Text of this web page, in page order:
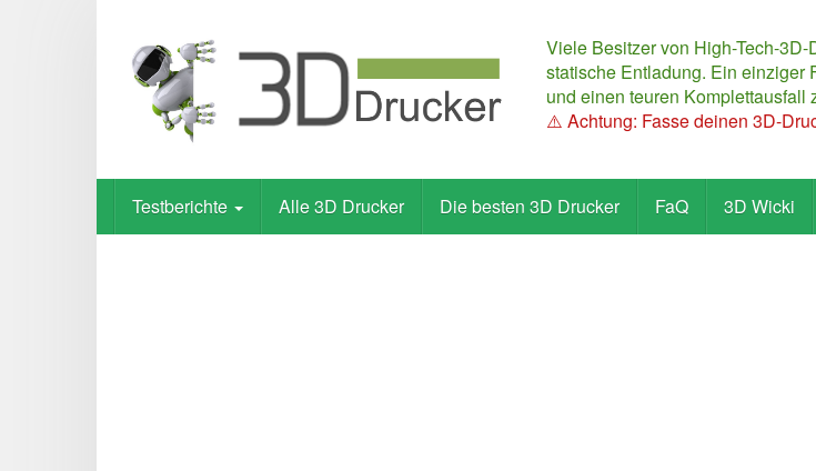
Viele Besitzer von High-Tech-
statische Entladung. Ein einziger
und einen teuren Komplettausfall
⚠️ Achtung: Fasse deinen 3D-
Testberichte Alle 3D Drucker Die besten 3D Drucker FaQ 3D Wicki